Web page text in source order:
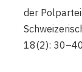
der
18(2):